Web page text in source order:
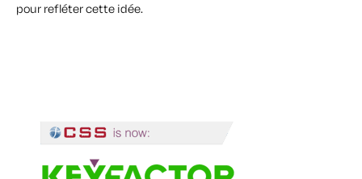
pour refléter cette idée.